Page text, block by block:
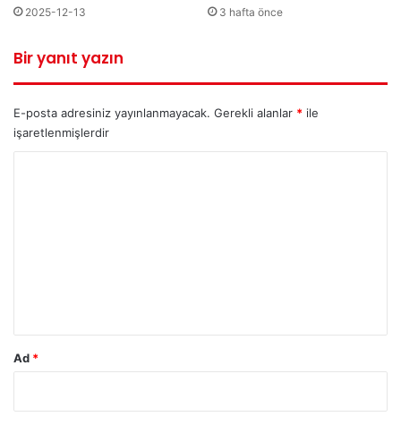
2025-12-13 3 hafta önce
Bir yanıt yazın
E-posta adresiniz yayınlanmayacak. Gerekli alanlar * ile
işaretlenmişlerdir
Ad *